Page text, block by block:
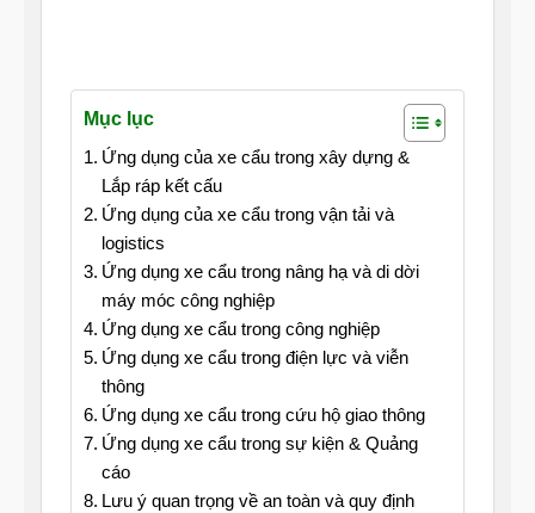
Mục lục
Ứng dụng của xe cẩu trong xây dựng &
Lắp ráp kết cấu
Ứng dụng của xe cẩu trong vận tải và
logistics
Ứng dụng xe cẩu trong nâng hạ và di dời
máy móc công nghiệp
Ứng dụng xe cẩu trong công nghiệp
Ứng dụng xe cẩu trong điện lực và viễn
thông
Ứng dụng xe cẩu trong cứu hộ giao thông
Ứng dụng xe cẩu trong sự kiện & Quảng
cáo
Lưu ý quan trọng về an toàn và quy định